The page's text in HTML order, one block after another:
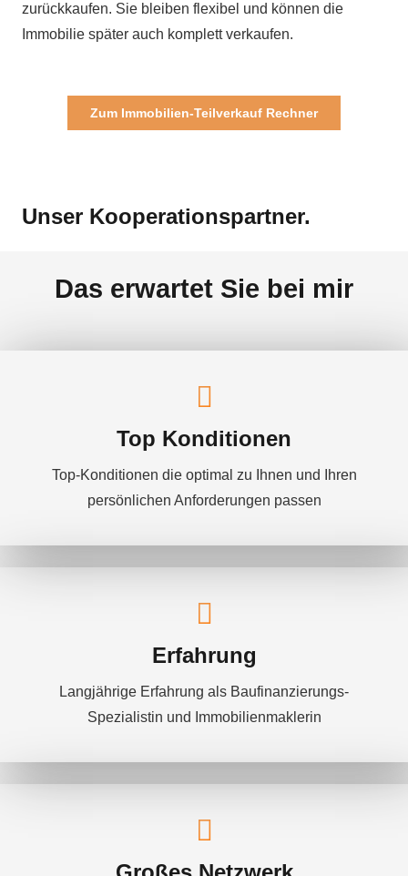
zurückkaufen. Sie bleiben flexibel und können die
Immobilie später auch komplett verkaufen.
Zum Immobilien-Teilverkauf Rechner
Unser Kooperationspartner.
Das erwartet Sie bei mir
Top Konditionen
Top-Konditionen die optimal zu Ihnen und Ihren
persönlichen Anforderungen passen
Erfahrung
Langjährige Erfahrung als Baufinanzierungs-
Spezialistin und Immobilienmaklerin